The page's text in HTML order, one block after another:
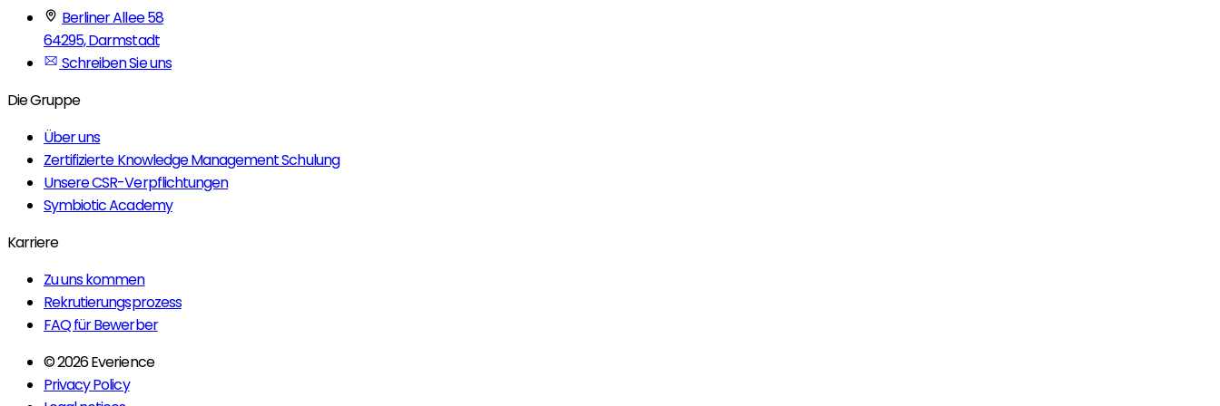
Berliner Allee 58
64295, Darmstadt
Schreiben Sie uns
Die Gruppe
Über uns
Zertifizierte Knowledge Management Schulung
Unsere CSR-Verpflichtungen
Symbiotic Academy
Karriere
Zu uns kommen
Rekrutierungsprozess
FAQ für Bewerber
© 2026 Everience
Privacy Policy